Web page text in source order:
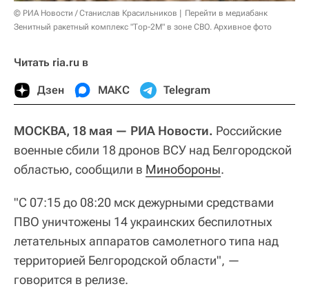
© РИА Новости / Станислав Красильников
Перейти в медиабанк
Зенитный ракетный комплекс "Тор-2М" в зоне СВО. Архивное фото
Читать ria.ru в
Дзен МАКС Telegram
МОСКВА, 18 мая — РИА Новости. Российские
военные сбили 18 дронов ВСУ над Белгородской
областью, сообщили в Минобороны.
"С 07:15 до 08:20 мск дежурными средствами
ПВО уничтожены 14 украинских беспилотных
летательных аппаратов самолетного типа над
территорией Белгородской области", —
говорится в релизе.